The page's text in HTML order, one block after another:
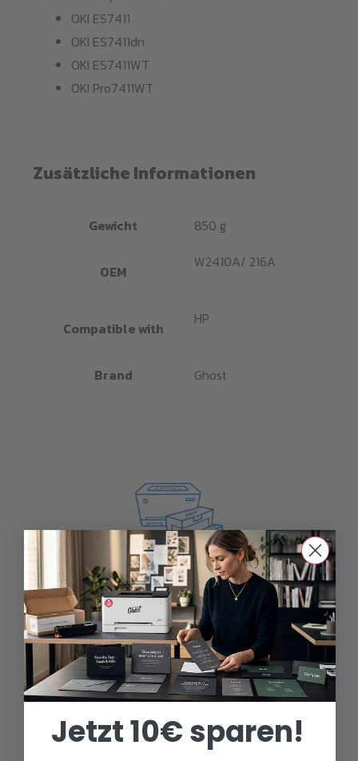
OKI ES7411
OKI ES7411dn
OKI ES7411WT
OKI Pro7411WT
Zusätzliche Informationen
Gewicht 850 g
OEM
W2410A/ 216A
Compatible with
HP
Brand Ghost
Weißer Toner für viele Drucker
Jetzt 10€ sparen!